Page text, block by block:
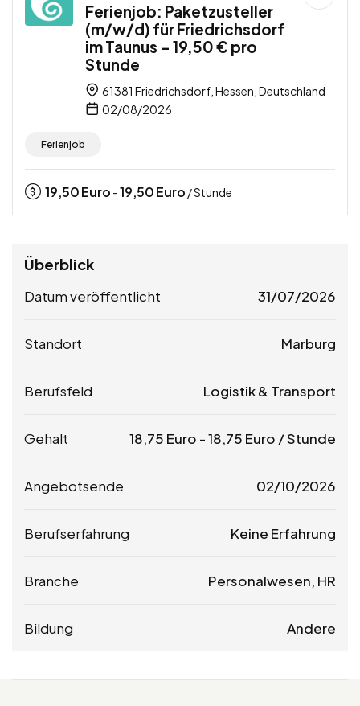
Ferienjob: Paketzusteller
(m/w/d) für Friedrichsdorf
im Taunus – 19,50 € pro
Stunde
61381 Friedrichsdorf, Hessen, Deutschland
02/08/2026
Ferienjob
19,50Euro -19,50Euro / Stunde
Überblick
Datum veröffentlicht 31/07/2026
Standort Marburg
Berufsfeld Logistik & Transport
Gehalt 18,75 Euro -18,75 Euro / Stunde
Angebotsende 02/10/2026
Berufserfahrung Keine Erfahrung
Branche Personalwesen, HR
Bildung Andere